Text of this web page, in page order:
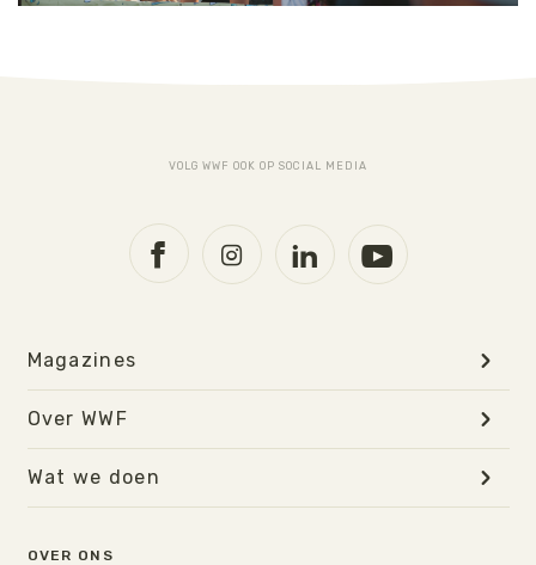
VOLG WWF OOK OP SOCIAL MEDIA
OVER ONS
Magazines
Over WWF
Wat we doen